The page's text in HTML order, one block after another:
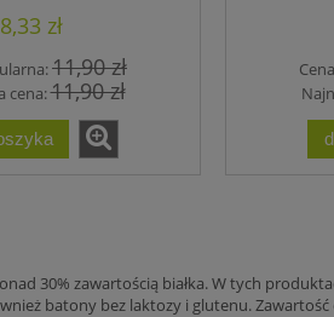
8,33 zł
11,90 zł
cena:11,90 zł
30% zawartością białka. W tych
batony bez laktozy i glutenu. Zawartość